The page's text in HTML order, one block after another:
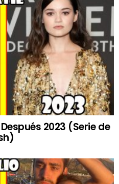
2023 (Serie de